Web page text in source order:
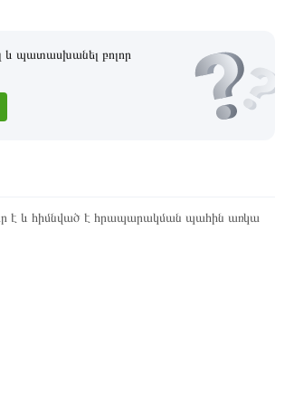
և պատասխանել բոլոր
է և հիմնված է հրապարակման պահին առկա